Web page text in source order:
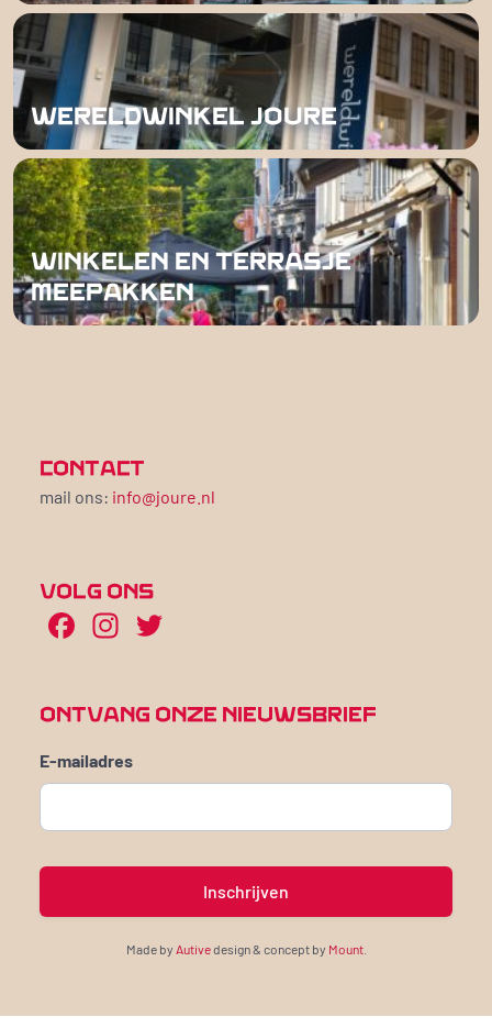
WERELDWINKEL JOURE
WINKELEN EN TERRASJE
MEEPAKKEN
CONTACT
mail ons: info@joure.nl
VOLG ONS
Facebook
Instagram
ONTVANG ONZE NIEUWSBRIEF
E-mailadres
Made by Autivedesign & concept by Mount.